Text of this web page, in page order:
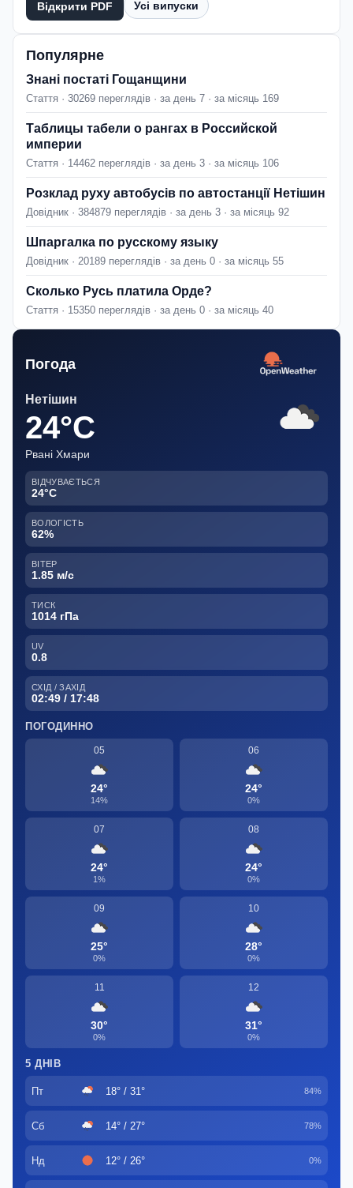
Відкрити PDF Усі випуски
Популярне
Знані постаті Гощанщини
Стаття · 30269 переглядів · за день 7 · за місяць 169
Таблицы табели о рангах в Российской
империи
Стаття · 14462 переглядів · за день 3 · за місяць 106
Розклад руху автобусів по автостанції Нетішин
Довідник · 384879 переглядів · за день 3 · за місяць 92
Шпаргалка по русскому языку
Довідник · 20189 переглядів · за день 0 · за місяць 55
Сколько Русь платила Орде?
Стаття · 15350 переглядів · за день 0 · за місяць 40
Погода
Нетішин
24°C
Рвані Хмари
ВІДЧУВАЄТЬСЯ
24°C
ВОЛОГІСТЬ
62%
ВІТЕР
1.85 м/с
ТИСК
1014 гПа
UV
0.8
СХІД / ЗАХІД
02:49 / 17:48
ПОГОДИННО
05
24°
14%
06
24°
0%
07
24°
1%
08
24°
0%
09
25°
0%
10
28°
0%
11
30°
0%
12
31°
0%
5 ДНІВ
Пт 18° / 31° 84%
Сб 14° / 27° 78%
Нд 12° / 26° 0%